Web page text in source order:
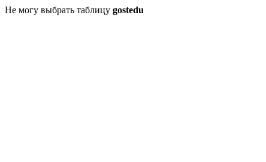
Не могу выбрать таблицу gostedu